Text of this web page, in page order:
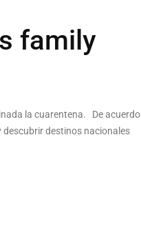
family
la cuarentena. De acuerdo
descubrir destinos nacionales